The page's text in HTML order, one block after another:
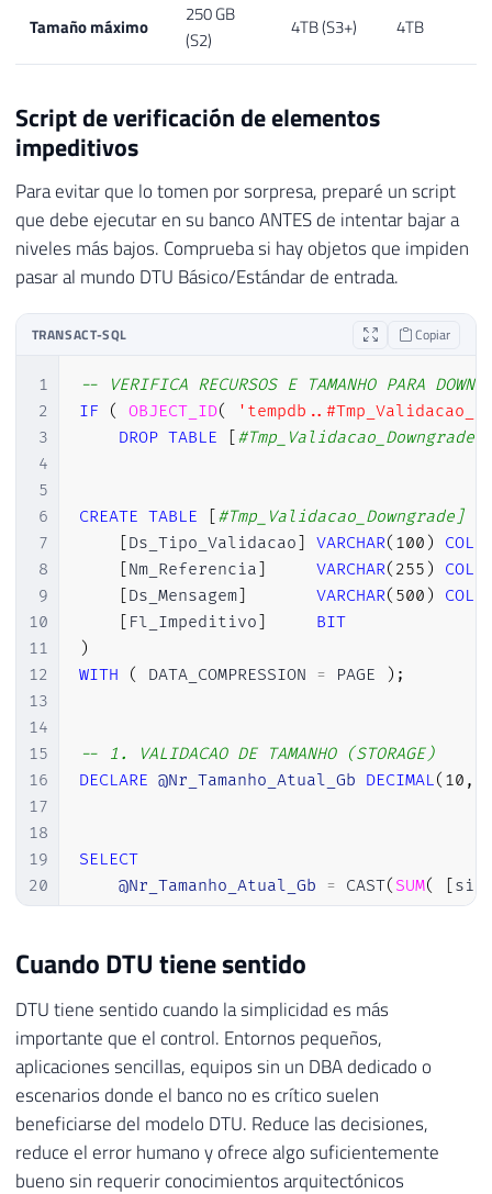
Tamaño máximo
250 GB
(S2)
4TB (S3+) 4TB
Script de verificación de elementos
impeditivos
Para evitar que lo tomen por sorpresa, preparé un script
que debe ejecutar en su banco ANTES de intentar bajar a
niveles más bajos. Comprueba si hay objetos que impiden
pasar al mundo DTU Básico/Estándar de entrada.
TRANSACT-SQL Copiar
1
2
3
4
5
6
7
8
9
10
11
12
13
14
15
16
17
18
19
20
21
23
25
26
27
28
29
30
31
-- VERIFICA RECURSOS E TAMANHO PARA
IF
( OBJECT_ID(
DROP TABLE [
CREATE TABLE [#Tmp_Validacao_Downgrade] (
[Ds_Tipo_Validacao] VARCHAR( 100 )
[Nm_Referencia] VARCHAR( 255 )
[Ds_Mensagem] VARCHAR( 500 )
[ Fl_Impeditivo]
BIT
)
WITH
( DATA_COMPRESSION = PAGE ) ;
-- 1. VALIDACAO DE TAMANHO (STORAGE)
DECLARE @Nr_Tamanho_Atual_Gb DECIMAL( 10 ,
SELECT
@Nr_Tamanho_Atual_Gb = CAST( SUM( [
FROM
WHERE
-- VERIFICA LIMITE PARA BASIC (2 GB)
IF ( @Nr_Tamanho_Atual_Gb > 2.0
BEGIN
INSERT INTO [
VALUES
Cuando DTU tiene sentido
DTU tiene sentido cuando la simplicidad es más
importante que el control. Entornos pequeños,
aplicaciones sencillas, equipos sin un DBA dedicado o
escenarios donde el banco no es crítico suelen
beneficiarse del modelo DTU. Reduce las decisiones,
reduce el error humano y ofrece algo suficientemente
bueno sin requerir conocimientos arquitectónicos